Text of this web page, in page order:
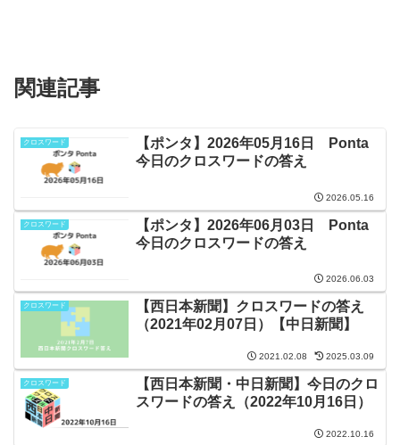
関連記事
クロスワード
【ポンタ】2026年05月16日 Ponta
今日のクロスワードの答え
2026.05.16
クロスワード
【ポンタ】2026年06月03日 Ponta
今日のクロスワードの答え
2026.06.03
クロスワード
【西日本新聞】クロスワードの答え
（2021年02月07日）【中日新聞】
2021.02.08 2025.03.09
クロスワード
【西日本新聞・中日新聞】今日のクロ
スワードの答え（2022年10月16日）
2022.10.16